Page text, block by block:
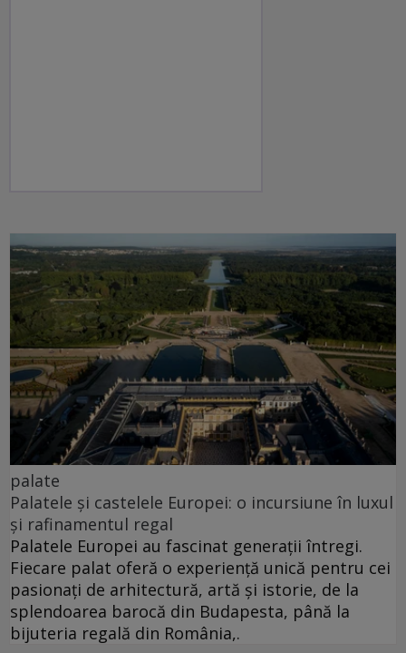
palate
Palatele și castelele Europei: o incursiune în luxul
și rafinamentul regal
Palatele Europei au fascinat generații întregi.
Fiecare palat oferă o experiență unică pentru cei
pasionați de arhitectură, artă și istorie, de la
splendoarea barocă din Budapesta, până la
bijuteria regală din România,.